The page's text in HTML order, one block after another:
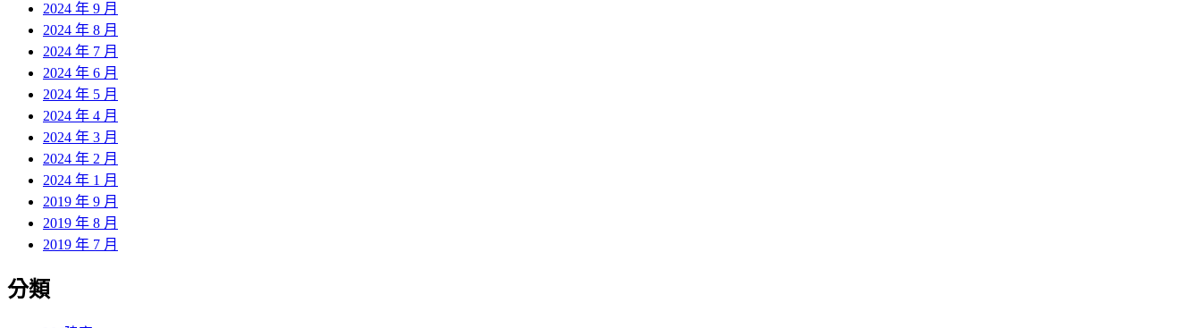
2024 年 9 月
2024 年 8 月
2024 年 7 月
2024 年 6 月
2024 年 5 月
2024 年 4 月
2024 年 3 月
2024 年 2 月
2024 年 1 月
2019 年 9 月
2019 年 8 月
2019 年 7 月
分類